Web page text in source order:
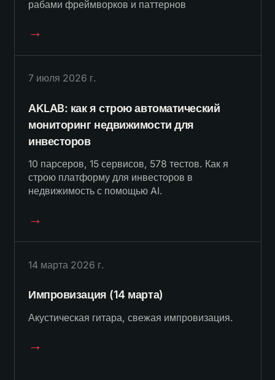
рабами фреймворков и паттернов
→
7 июля 2026 г.
AKLAB: как я строю автоматический
мониторинг недвижимости для
инвесторов
10 парсеров, 15 сервисов, 578 тестов. Как я
строю платформу для инвесторов в
недвижимость с помощью AI.
→
14 марта 2026 г.
Импровизация (14 марта)
Акустическая гитара, свежая импровизация.
→